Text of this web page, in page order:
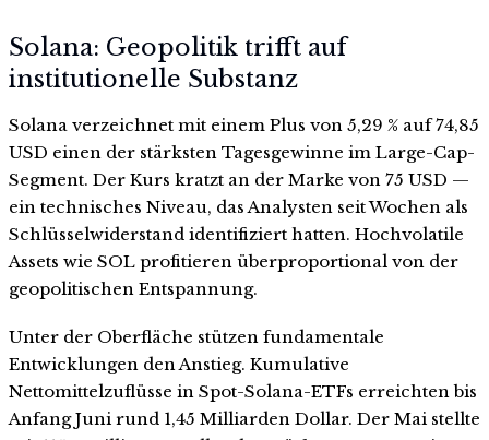
Solana: Geopolitik trifft auf
institutionelle Substanz
Solana verzeichnet mit einem Plus von 5,29 % auf 74,85
USD einen der stärksten Tagesgewinne im Large-Cap-
Segment. Der Kurs kratzt an der Marke von 75 USD —
ein technisches Niveau, das Analysten seit Wochen als
Schlüsselwiderstand identifiziert hatten. Hochvolatile
Assets wie SOL profitieren überproportional von der
geopolitischen Entspannung.
Unter der Oberfläche stützen fundamentale
Entwicklungen den Anstieg. Kumulative
Nettomittelzuflüsse in Spot-Solana-ETFs erreichten bis
Anfang Juni rund 1,45 Milliarden Dollar. Der Mai stellte